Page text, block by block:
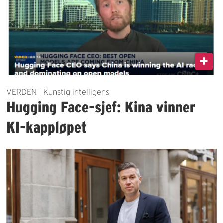
VERDEN | Kunstig intelligens
Hugging Face-sjef: Kina vinner
KI-kappløpet